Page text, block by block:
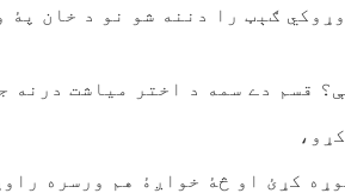
ګېټ را دننه شو نو د خان
قسم دے سمه د اختر مياشت درنه
کړئ او څۀ خواږۀ هم ورسره